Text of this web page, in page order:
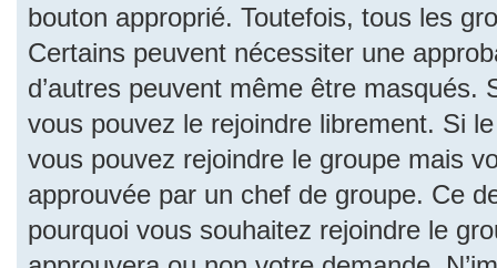
bouton approprié. Toutefois, tous les
Certains peuvent nécessiter une
d’autres peuvent même être
vous pouvez le rejoindre librement. Si
vous pouvez rejoindre le groupe mais
approuvée par un chef de groupe. Ce
pourquoi vous souhaitez rejoindre le